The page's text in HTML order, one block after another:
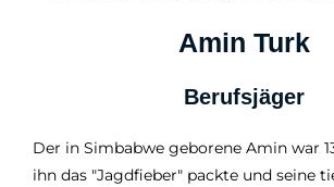
Amin Turk
Berufsjäger
Der in Simbabwe geborene Amin war
ihn das "Jagdfieber" packte und seine